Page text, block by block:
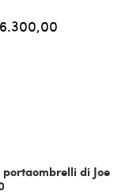
di Joe